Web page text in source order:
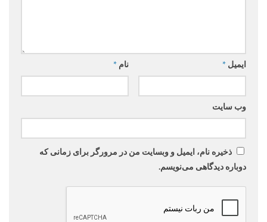
نام * ایمیل *
وب‌ سایت
ذخیره نام، ایمیل و وبسایت من در مرورگر برای زمانی که
دوباره دیدگاهی می‌نویسم.